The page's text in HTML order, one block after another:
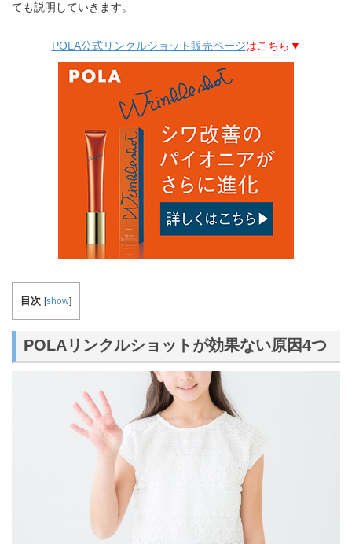
ても説明していきます。
POLA公式リンクルショット販売ページはこちら▼
目次 [show]
POLAリンクルショットが効果ない原因4つ